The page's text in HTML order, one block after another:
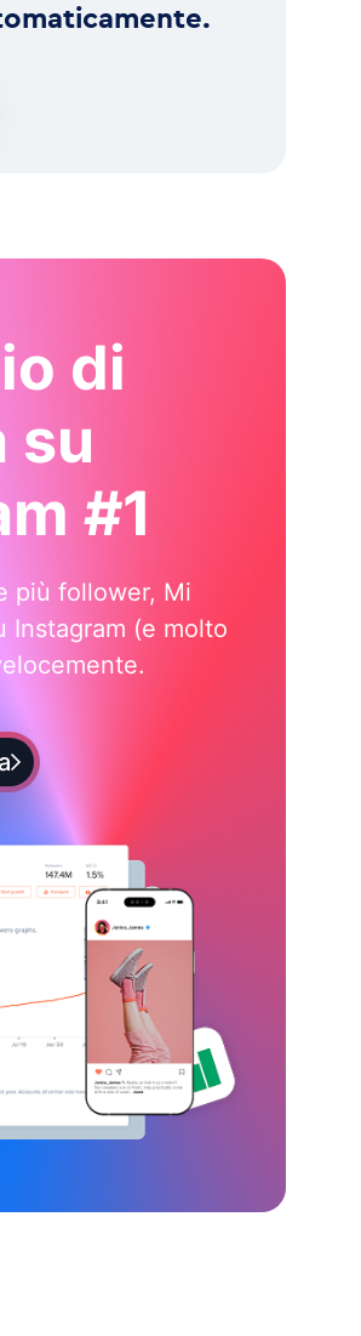
di
su
#1
più follower, Mi
Instagram (e molto